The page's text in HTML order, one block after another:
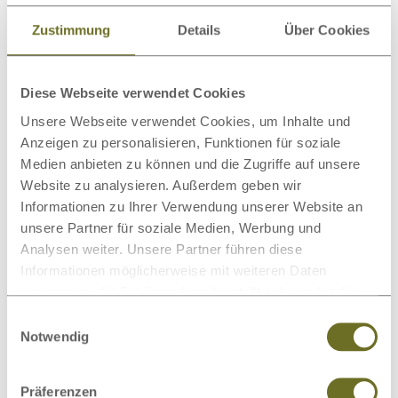
Zustimmung Details Über Cookies
Diese Webseite verwendet Cookies
Unsere Webseite verwendet Cookies, um Inhalte und
Anzeigen zu personalisieren, Funktionen für soziale
Medien anbieten zu können und die Zugriffe auf unsere
Website zu analysieren. Außerdem geben wir
Informationen zu Ihrer Verwendung unserer Website an
unsere Partner für soziale Medien, Werbung und
Analysen weiter. Unsere Partner führen diese
Informationen möglicherweise mit weiteren Daten
zusammen, die Sie ihnen bereitgestellt haben oder die
haben.
Notwendig
Präferenzen
Bio-Bettwäsche
Spannleintücher Wollteppiche
Dieses Produkt bewerten
Schreiben Sie Ihre Meinung zu diesem Artikel:
Kundenrezension verfassen